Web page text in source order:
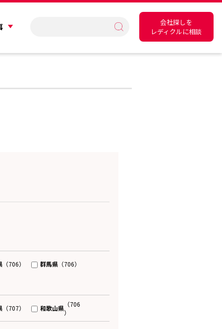
会社探しを
レディクルに相談
（706） 群馬県（706）
（707） 和歌山県 （706
）